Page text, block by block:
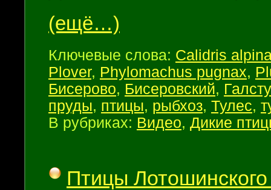
(ещё…)
Ключевые слова: Calidris
Plover, Phylomachus pugnax,
Бисерово, Бисеровский,
пруды, птицы, рыбхоз, Тулес,
В рубриках: Видео, Дикие
Птицы